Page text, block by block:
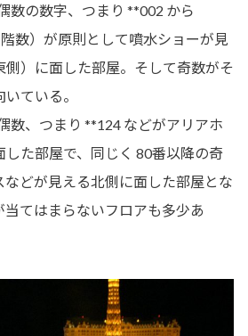
数の数字、つまり **002 から
数）が原則として噴水ショーが見
側）に面した部屋。そして奇数がそ
ている。
数、つまり **124 などがアリアホ
た部屋で、同じく 80番以降の奇
どが見える北側に面した部屋とな
当てはまらないフロアも多少あ